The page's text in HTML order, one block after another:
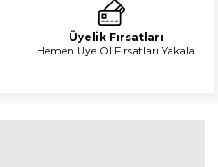
Üyelik Fırsatları
Hemen Üye Ol Fırsatları Yakala